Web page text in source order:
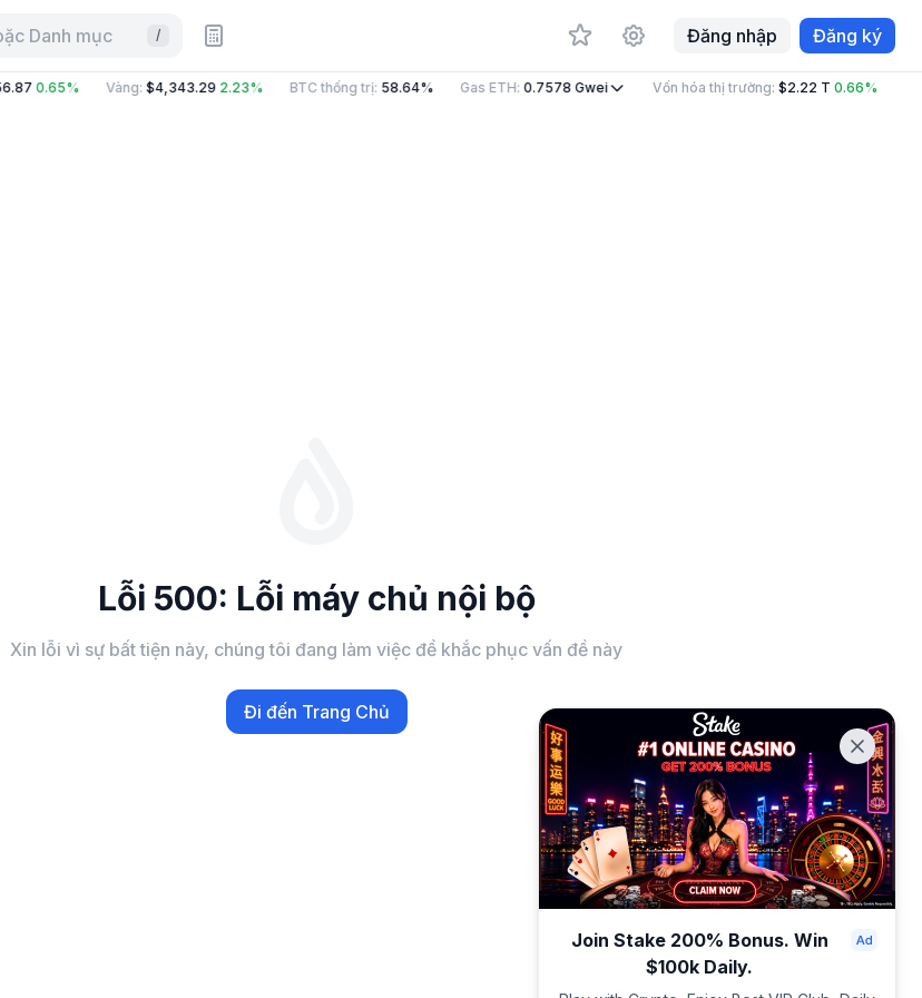
Danh mục / Đăng nhập Đăng ký
0.65% Vàng:$4,343.29 2.23% BTC thống trị:58.64% Gas ETH:0.7578Gwei Vốn hóa thị trường:$2.22 T 0.66%
Lỗi 500: Lỗi máy chủ nội bộ
Xin lỗi vì sự bất tiện này, chúng tôi đang làm việc để khắc phục vấn đề này
Đi đến Trang Chủ
Join Stake 200% Bonus. Win
$100k Daily.